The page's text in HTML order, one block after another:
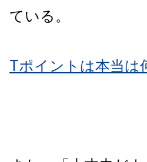
ている。
Tポイントは本当は